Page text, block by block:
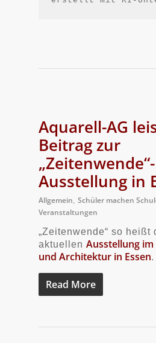
Aquarell-AG
Beitrag zur
„Zeitenwende“-
Ausstellung in
Allgemein Schüler machen
Veranstaltungen
„Zeitenwende“ so heißt
aktuellen Ausstellung
und Architektur in Essen.
Read More